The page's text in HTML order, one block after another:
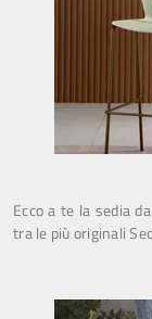
Ecco a te la sedia
tra le più originali